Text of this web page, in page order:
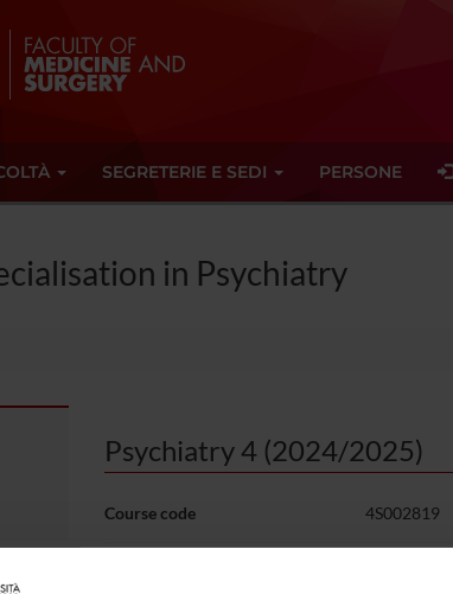
SEGRETERIE E SEDI PERSONE
in Psychiatry
Psychiatry 4 (2024/2025)
Course code 4S002819